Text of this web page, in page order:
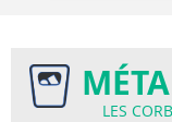
LES